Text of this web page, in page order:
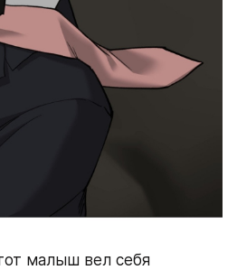
малыш вел себя